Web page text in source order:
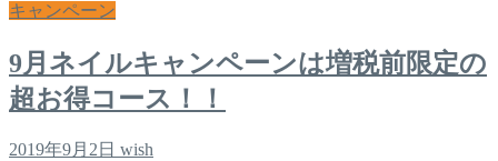
キャンペーン
9月ネイルキャンペーンは増税前限定の
超お得コース！！
2019年9月2日 wish